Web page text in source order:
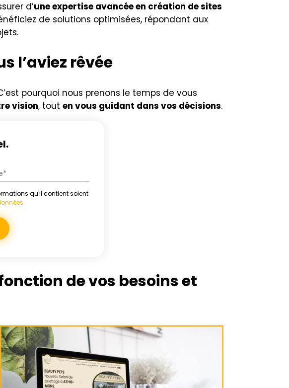
d’une expertise avancée en création de sites
de solutions optimisées, répondant aux
l’aviez rêvée
pourquoi nous prenons le temps de vous
vision, tout en vous guidant dans vos décisions.
qu'il contient soient
de vos besoins et